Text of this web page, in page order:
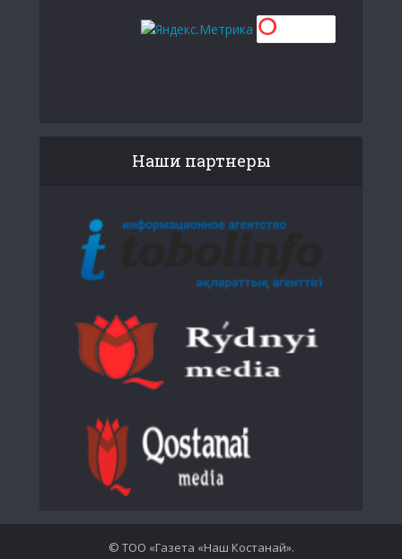
Наши партнеры
© ТОО «Газета «Наш Костанай».